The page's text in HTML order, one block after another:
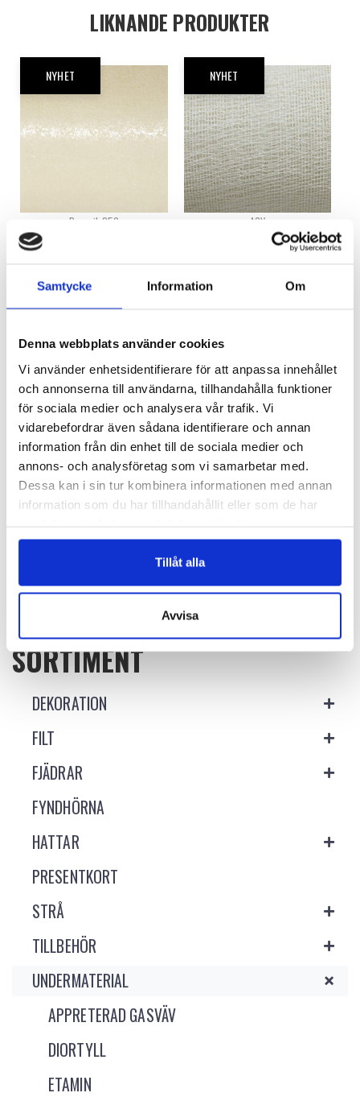
Samtycke Information Om
Denna webbplats använder cookies
Vi använder enhetsidentifierare för att anpassa innehållet
och annonserna till användarna, tillhandahålla funktioner
för sociala medier och analysera vår trafik. Vi
vidarebefordrar även sådana identifierare och annan
information från din enhet till de sociala medier och
annons- och analysföretag som vi samarbetar med.
Dessa kan i sin tur kombinera informationen med annan
information som du har tillhandahållit eller som de har
Tillåt alla
Avvisa
LIKNANDE PRODUKTER
NYHET
Decovil-250
DECOVIL 250 – NONWOWEN
VÄLJ ALTERNATIV
NYHET
AGV
APPRETERAD GASVÄV
VÄLJ ALTERNATIV
ETAMIN REMSA – 12MM
Logga in för att se pris
DIORTYLL
Logga in för att se pris
SORTIMENT
DEKORATION
FILT
FJÄDRAR
FYNDHÖRNA
HATTAR
PRESENTKORT
STRÅ
TILLBEHÖR
UNDERMATERIAL
APPRETERAD GASVÄV
DIORTYLL
ETAMIN